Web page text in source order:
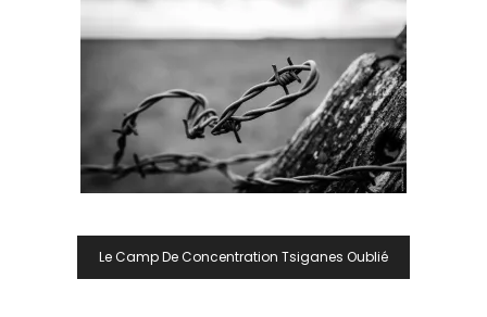
NavigationLe Camp De Concentration Tsiganes Oublié